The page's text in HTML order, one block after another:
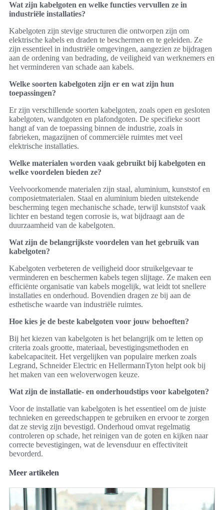
Wat zijn kabelgoten en welke functies vervullen ze in
industriële installaties?
Kabelgoten zijn stevige structuren die ontworpen zijn om
elektrische kabels en draden te beschermen en te geleiden. Ze
zijn essentieel in industriële omgevingen, aangezien ze bijdragen
aan de ordening van bedrading, de veiligheid van werknemers en
het verminderen van schade aan kabels.
Welke soorten kabelgoten zijn er en wat zijn hun
toepassingen?
Er zijn verschillende soorten kabelgoten, zoals open en gesloten
kabelgoten, wandgoten en plafondgoten. De specifieke soort
hangt af van de toepassing binnen de industrie, zoals in
fabrieken, magazijnen of commerciële ruimtes met veel
elektrische installaties.
Welke materialen worden vaak gebruikt bij kabelgoten en
welke voordelen bieden ze?
Veelvoorkomende materialen zijn staal, aluminium, kunststof en
composietmaterialen. Staal en aluminium bieden uitstekende
bescherming tegen mechanische schade, terwijl kunststof vaak
lichter en bestand tegen corrosie is, wat bijdraagt aan de
duurzaamheid van de kabelgoten.
Wat zijn de belangrijkste voordelen van het gebruik van
kabelgoten?
Kabelgoten verbeteren de veiligheid door struikelgevaar te
verminderen en beschermen kabels tegen slijtage. Ze maken een
efficiënte organisatie van kabels mogelijk, wat leidt tot snellere
installaties en onderhoud. Bovendien dragen ze bij aan de
esthetische waarde van industriële ruimtes.
Hoe kies je de beste kabelgoten voor jouw behoeften?
Bij het kiezen van kabelgoten is het belangrijk om te letten op
criteria zoals grootte, materiaal, bevestigingsmethoden en
kabelcapaciteit. Het vergelijken van populaire merken zoals
Legrand, Schneider Electric en HellermannTyton helpt ook bij
het maken van een weloverwogen keuze.
Wat zijn de installatie- en onderhoudstips voor kabelgoten?
Voor de installatie van kabelgoten is het essentieel om de juiste
technieken en gereedschappen te gebruiken en ervoor te zorgen
dat ze stevig zijn bevestigd. Onderhoud omvat regelmatig
controleren op schade, het reinigen van de goten en kijken naar
correcte bevestigingen, wat de levensduur en effectiviteit
bevorderd.
Meer artikelen